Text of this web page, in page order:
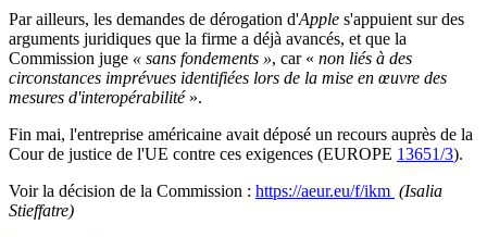
Par ailleurs, les demandes de dérogation d'Apple s'appuient sur des
arguments juridiques que la firme a déjà avancés, et que la
Commission juge « sans fondements », car « non liés à des
circonstances imprévues identifiées lors de la mise en œuvre des
mesures d'interopérabilité ».
Fin mai, l'entreprise américaine avait déposé un recours auprès de la
Cour de justice de l'UE contre ces exigences (EUROPE 13651/3).
Voir la décision de la Commission : https://aeur.eu/f/ikm (Isalia
Stieffatre)